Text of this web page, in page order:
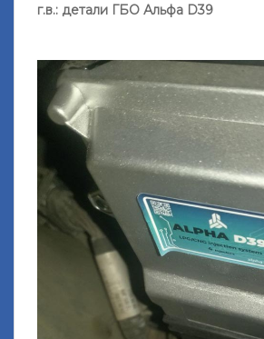
г.в.: детали ГБО Альфа D39